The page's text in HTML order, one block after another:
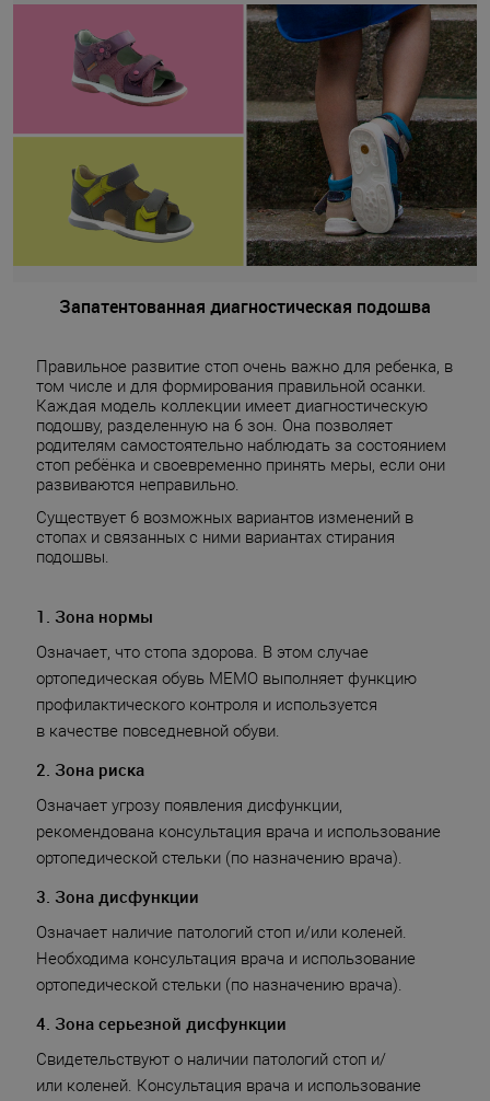
Запатентованная диагностическая подошва
Правильное развитие стоп очень важно для ребенка, в
том числе и для формирования правильной осанки.
Каждая модель коллекции имеет диагностическую
подошву, разделенную на 6 зон. Она позволяет
родителям самостоятельно наблюдать за состоянием
стоп ребёнка и своевременно принять меры, если они
развиваются неправильно.
Существует 6 возможных вариантов изменений в
стопах и связанных с ними вариантах стирания
подошвы.
1. Зона нормы
Означает, что стопа здорова. В этом случае
ортопедическая обувь МЕМО выполняет функцию
профилактического контроля и используется
в качестве повседневной обуви.
2. Зона риска
Означает угрозу появления дисфункции,
рекомендована консультация врача и использование
ортопедической стельки (по назначению врача).
3. Зона дисфункции
Означает наличие патологий стоп и/или коленей.
Необходима консультация врача и использование
ортопедической стельки (по назначению врача).
4. Зона серьезной дисфункции
Свидетельствуют о наличии патологий стоп и/
или коленей. Консультация врача и использование